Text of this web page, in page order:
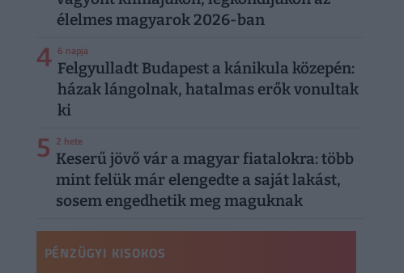
élelmes magyarok 2026-ban
4 6 napja
Felgyulladt Budapest a kánikula közepén:
házak lángolnak, hatalmas erők vonultak
ki
5 2 hete
Keserű jövő vár a magyar fiatalokra: több
mint felük már elengedte a saját lakást,
sosem engedhetik meg maguknak
PÉNZÜGYI KISOKOS